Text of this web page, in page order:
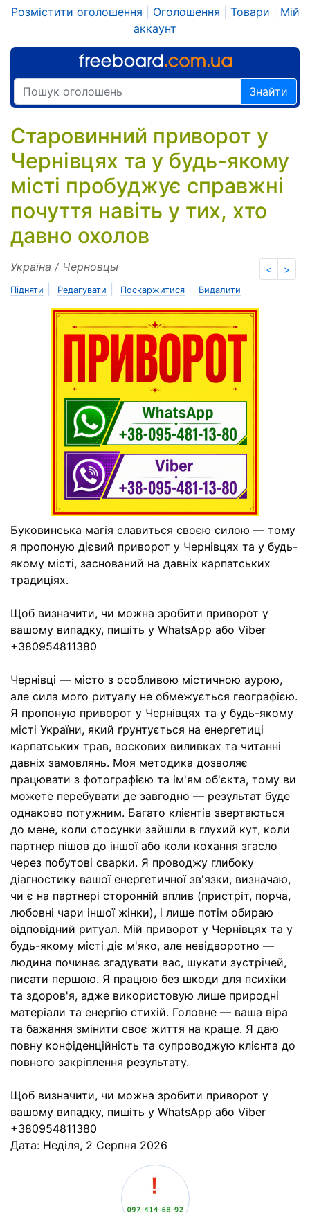
Розмістити оголошення Оголошення Товари
Мій
аккаунт
Знайти
Старовинний приворот у
Чернівцях та у будь-якому
місті пробуджує справжні
почуття навіть у тих, хто
давно охолов
< >
Україна / Черновцы
Підняти Редагувати Поскаржитися Видалити
Буковинська магія славиться своєю силою — тому
я пропоную дієвий приворот у Чернівцях та у будь-
якому місті, заснований на давніх карпатських
традиціях.
Щоб визначити, чи можна зробити приворот у
вашому випадку, пишіть у WhatsApp або Viber
+380954811380
Чернівці — місто з особливою містичною аурою,
але сила мого ритуалу не обмежується географією.
Я пропоную приворот у Чернівцях та у будь-якому
місті України, який ґрунтується на енергетиці
карпатських трав, воскових виливках та читанні
давніх замовлянь. Моя методика дозволяє
працювати з фотографією та ім'ям об'єкта, тому ви
можете перебувати де завгодно — результат буде
однаково потужним. Багато клієнтів звертаються
до мене, коли стосунки зайшли в глухий кут, коли
партнер пішов до іншої або коли кохання згасло
через побутові сварки. Я проводжу глибоку
діагностику вашої енергетичної зв'язки, визначаю,
чи є на партнері сторонній вплив (пристріт, порча,
любовні чари іншої жінки), і лише потім обираю
відповідний ритуал. Мій приворот у Чернівцях та у
будь-якому місті діє м'яко, але невідворотно —
людина починає згадувати вас, шукати зустрічей,
писати першою. Я працюю без шкоди для психіки
та здоров'я, адже використовую лише природні
матеріали та енергію стихій. Головне — ваша віра
та бажання змінити своє життя на краще. Я даю
повну конфіденційність та супроводжую клієнта до
повного закріплення результату.
Щоб визначити, чи можна зробити приворот у
вашому випадку, пишіть у WhatsApp або Viber
+380954811380
Дата: Неділя, 2 Серпня 2026